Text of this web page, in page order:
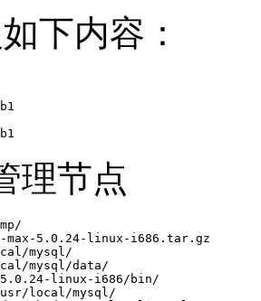
下内容：
理节点
5.0.24-linux-i686.tar.gz
mysql/
mysql/data/
5.0.24-linux-i686/bin/
usr/local/mysql/